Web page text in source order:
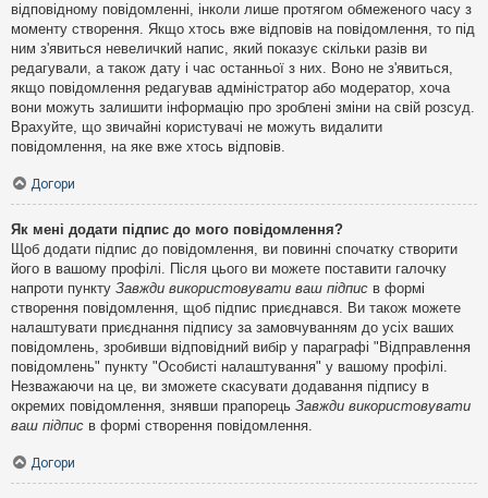
відповідному повідомленні, інколи лише протягом обмеженого часу з
моменту створення. Якщо хтось вже відповів на повідомлення, то під
ним з'явиться невеличкий напис, який показує скільки разів ви
редагували, а також дату і час останньої з них. Воно не з'явиться,
якщо повідомлення редагував адміністратор або модератор, хоча
вони можуть залишити інформацію про зроблені зміни на свій розсуд.
Врахуйте, що звичайні користувачі не можуть видалити
повідомлення, на яке вже хтось відповів.
Догори
Як мені додати підпис до мого повідомлення?
Щоб додати підпис до повідомлення, ви повинні спочатку створити
його в вашому профілі. Після цього ви можете поставити галочку
напроти пункту Завжди використовувати ваш підпис в формі
створення повідомлення, щоб підпис приєднався. Ви також можете
налаштувати приєднання підпису за замовчуванням до усіх ваших
повідомлень, зробивши відповідний вибір у параграфі "Відправлення
повідомлень" пункту "Особисті налаштування" у вашому профілі.
Незважаючи на це, ви зможете скасувати додавання підпису в
окремих повідомлення, знявши прапорець Завжди використовувати
ваш підпис в формі створення повідомлення.
Догори